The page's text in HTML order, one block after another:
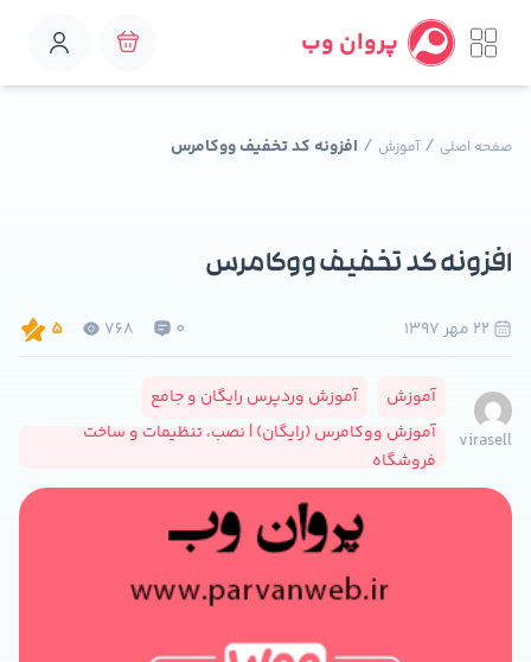
پروان وب
صفحه اصلی /آموزش / افزونه کد تخفیف ووکامرس
0
768
5
افزونه کد تخفیف ووکامرس
virasell
آموزش
آموزش وردپرس رایگان و جامع
آموزش ووکامرس (رایگان) | نصب، تنظیمات و ساخت
فروشگاه